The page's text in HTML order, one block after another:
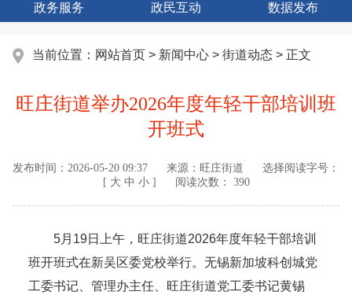
政务服务 政民互动 数据发布
当前位置： 网站首页 > 新闻中心 > 街道动态 > 正文
旺庄街道举办2026年度年轻干部培训班
开班式
发布时间： 2026-05-20 09:37 来源： 旺庄街道
选择阅读字号：
[ 大 中 小] 阅读次数： 390
5月19日上午，旺庄街道2026年度年轻干部培训
班开班式在新吴区委党校举行。无锡新加坡科创城党
工委书记、管理办主任、旺庄街道党工委书记黄锡